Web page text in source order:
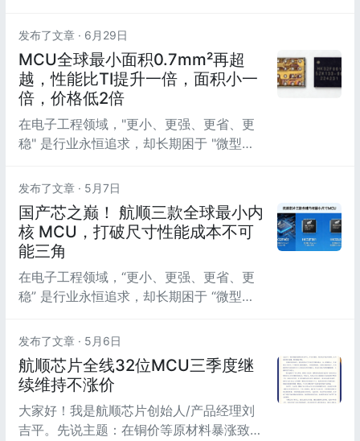
来，ST 先后发出两轮官方调价通知，覆盖
主流MCU、模拟器件等多条产品线。
发布了文章 · 6月29日
MCU全球最小面积0.7mm²再超
越，性能比TI提升一倍，面积小一
倍，价格低2倍
在电子工程领域，"更小、更强、更省、更
稳" 是行业永恒追求，却长期困于 "微型化
必妥协可靠性" 的固有桎梏。近期行业内热
议德某仪器发布全球最小 32 位 MCU
M**M0C1104（1.38mm²），其 20 美分
的批量单价被不少媒体视作医疗电子与消费
硬件微型化的里程碑。然而，这一 “全球最
小” ...
发布了文章 · 5月7日
国产芯之巅！ 航顺三款全球最小内
核 MCU，打破尺寸性能成本不可
能三角
在电子工程领域，“更小、更强、更省、更
稳” 是行业永恒追求，却长期困于 “微型化
必妥协可靠性” 的固有桎梏。航顺芯片以十
余年 MCU 深耕积淀，三款全球内核最小尺
寸 MCU——HK32F403（全球最小
2.5mm² Cortex-M4）、HK32F001（全球
最小 0.6mm² Cortex-M0）、
HK32L010（全球最小 1mm²...
发布了文章 · 5月6日
航顺芯片全线32位MCU三季度继
续维持不涨价
大家好！我是航顺芯片创始人/产品经理刘
吉平。先说主题：在铜价等原材料暴涨致使